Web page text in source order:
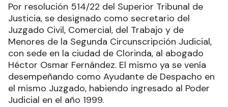
Por resolución 514/22 del Superior Tribunal de
Justicia, se designado como secretario del
Juzgado Civil, Comercial, del Trabajo y de
Menores de la Segunda Circunscripción Judicial,
con sede en la ciudad de Clorinda, al abogado
Héctor Osmar Fernández. El mismo ya se venía
desempeñando como Ayudante de Despacho en
el mismo Juzgado, habiendo ingresado al Poder
Judicial en el año 1999.